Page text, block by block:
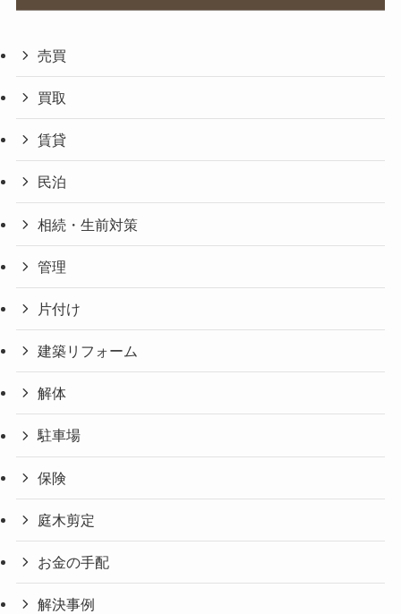
売買
買取
賃貸
民泊
相続・生前対策
管理
片付け
建築リフォーム
解体
駐車場
保険
庭木剪定
お金の手配
解決事例